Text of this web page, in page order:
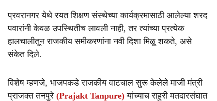
प्रवरानगर येथे रयत शिक्षण संस्थेच्या कार्यक्रमासाठी आलेल्या शरद
पवारांनी केवळ उपस्थितीच लावली नाही, तर त्यांच्या प्रत्येक
हालचालीतून राजकीय समीकरणांना नवी दिशा मिळू शकते, असे
संकेत दिले.
विशेष म्हणजे, भाजपकडे राजकीय वाटचाल सुरू केलेले माजी मंत्री
प्राजक्त तनपुरे (Prajakt Tanpure) यांच्याच राहुरी मतदारसंघात